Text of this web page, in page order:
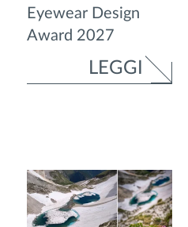
Eyewear Design
Award 2027
LEGGI